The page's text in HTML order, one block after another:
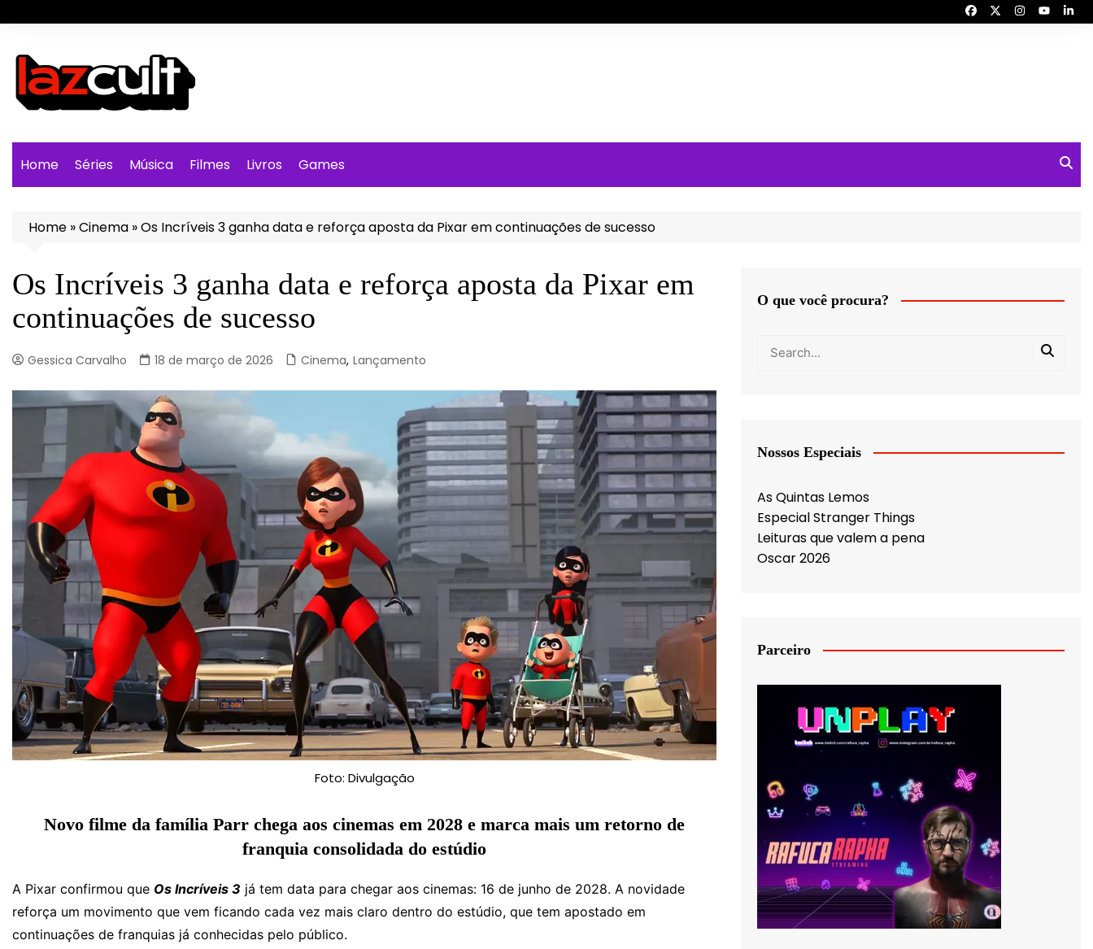
para
conteúdo
Home Séries Música Filmes Livros Games
Home »Cinema »Os Incríveis 3 ganha data e reforça aposta da Pixar em continuações de sucesso
Os Incríveis 3 ganha data e reforça aposta da Pixar em
continuações de sucesso
Gessica Carvalho 18 de março de 2026 Cinema, Lançamento
Foto: Divulgação
Novo filme da família Parr chega aos cinemas em 2028 e marca mais um retorno de
franquia consolidada do estúdio
A Pixar confirmou que Os Incríveis 3 já tem data para chegar aos cinemas: 16 de junho de 2028. A novidade
reforça um movimento que vem ficando cada vez mais claro dentro do estúdio, que tem apostado em
continuações de franquias já conhecidas pelo público.
O que você procura?
Nossos Especiais
As Quintas Lemos
Especial Stranger Things
Leituras que valem a pena
Oscar 2026
Parceiro